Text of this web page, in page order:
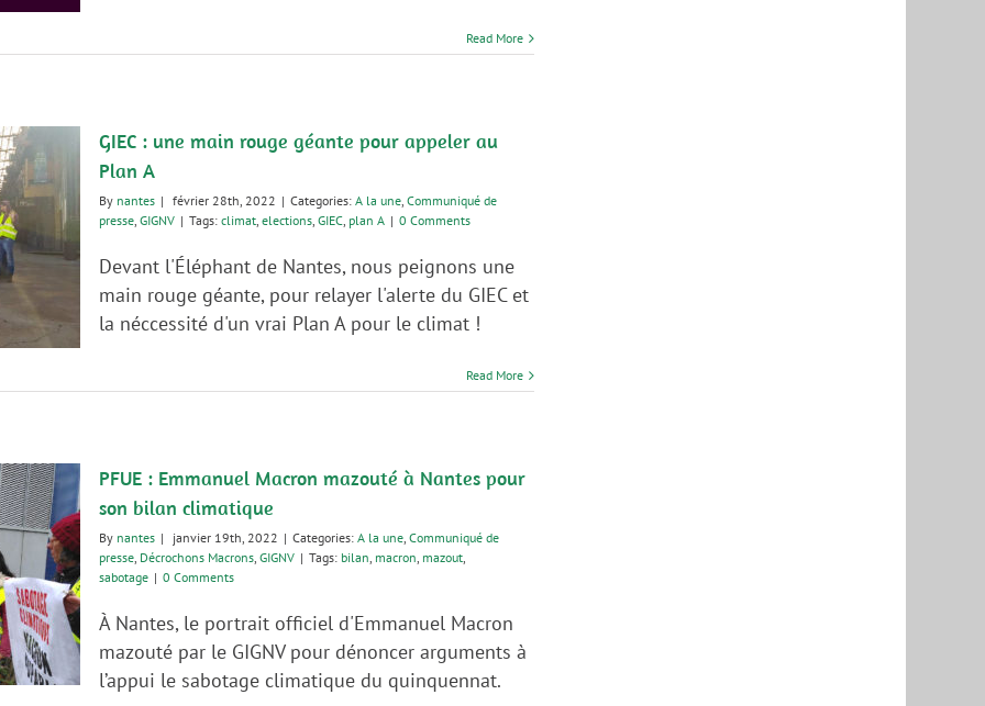
Read More
GIEC : une main rouge géante pour appeler au
Plan A
By nantes | février 28th, 2022 | Categories: A la une, Communiqué de
presse, GIGNV | Tags: climat, elections, GIEC, plan A | 0 Comments
Devant l'Éléphant de Nantes, nous peignons une
main rouge géante, pour relayer l'alerte du GIEC et
la néccessité d'un vrai Plan A pour le climat !
Read More
PFUE : Emmanuel Macron mazouté à Nantes pour
son bilan climatique
By nantes | janvier 19th, 2022 | Categories: A la une, Communiqué de
presse, Décrochons Macrons, GIGNV | Tags: bilan, macron, mazout,
sabotage | 0 Comments
À Nantes, le portrait officiel d'Emmanuel Macron
mazouté par le GIGNV pour dénoncer arguments à
l’appui le sabotage climatique du quinquennat.